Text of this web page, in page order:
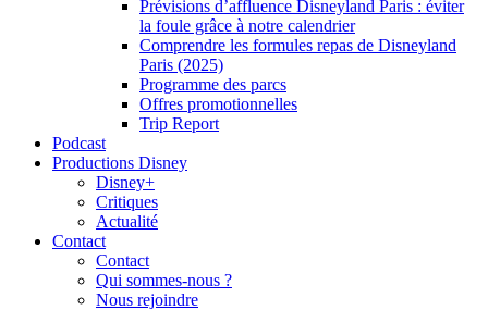
Prévisions d’affluence Disneyland Paris : éviter
la foule grâce à notre calendrier
Comprendre les formules repas de Disneyland
Paris (2025)
Programme des parcs
Offres promotionnelles
Trip Report
Podcast
Productions Disney
Disney+
Critiques
Actualité
Contact
Contact
Qui sommes-nous ?
Nous rejoindre